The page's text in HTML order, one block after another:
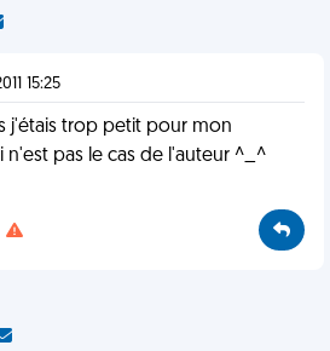
15:25
j'étais trop petit pour mon
n'est pas le cas de l'auteur ^_^